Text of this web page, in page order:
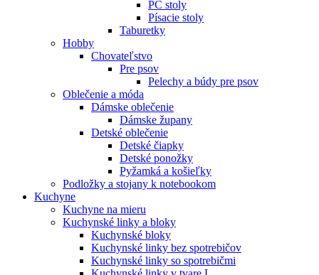
PC stoly
Písacie stoly
Taburetky
Hobby
Chovateľstvo
Pre psov
Pelechy a búdy pre psov
Oblečenie a móda
Dámske oblečenie
Dámske župany
Detské oblečenie
Detské čiapky
Detské ponožky
Pyžamká a košieľky
Podložky a stojany k notebookom
Kuchyne
Kuchyne na mieru
Kuchynské linky a bloky
Kuchynské bloky
Kuchynské linky bez spotrebičov
Kuchynské linky so spotrebičmi